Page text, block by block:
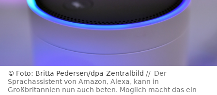
Foto: Britta Pedersen/dpa-Zentralbild
Der
Sprachassistent von Amazon, Alexa, kann in
Großbritannien nun auch beten. Möglich macht das ein